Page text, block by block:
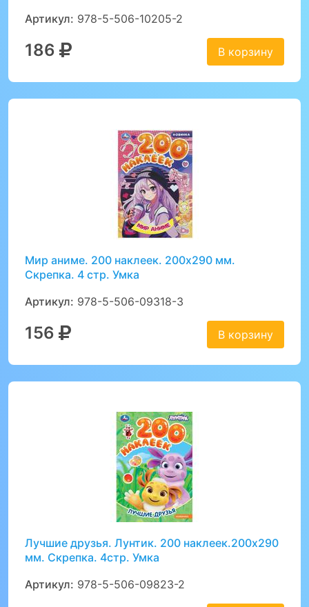
Артикул: 978-5-506-10205-2
186 В корзину
Мир аниме. 200 наклеек. 200х290 мм.
Скрепка. 4 стр. Умка
Артикул: 978-5-506-09318-3
156 В корзину
Лучшие друзья. Лунтик. 200 наклеек.200х290
мм. Скрепка. 4стр. Умка
Артикул: 978-5-506-09823-2